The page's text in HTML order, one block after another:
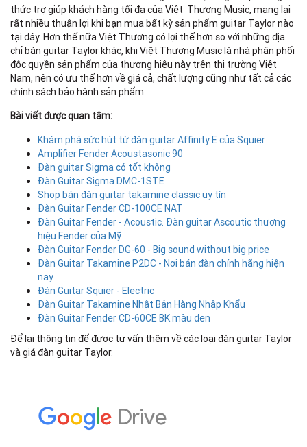
thức trợ giúp khách hàng tối đa của Việt Thương Music, mang lại
rất nhiều thuận lợi khi bạn mua bất kỳ sản phẩm guitar Taylor nào
tại đây. Hơn thế nữa Việt Thương có lợi thế hơn so với những địa
chỉ bán guitar Taylor khác, khi Việt Thương Music là nhà phân phối
độc quyền sản phẩm của thương hiệu này trên thị trường Việt
Nam, nên có ưu thế hơn về giá cả, chất lượng cũng như tất cả các
chính sách bảo hành sản phẩm.
Bài viết được quan tâm:
Khám phá sức hút từ đàn guitar Affinity E của Squier
Amplifier Fender Acoustasonic 90
Đàn guitar Sigma có tốt không
Đàn Guitar Sigma DMC-1STE
Shop bán đàn guitar takamine classic uy tín
Đàn Guitar Fender CD-100CE NAT
Đàn Guitar Fender - Acoustic. Đàn guitar Ascoutic thương
hiệu Fender của Mỹ
Đàn Guitar Fender DG-60 - Big sound without big price
Đàn Guitar Takamine P2DC - Nơi bán đàn chính hãng hiện
nay
Đàn Guitar Squier - Electric
Đàn Guitar Takamine Nhật Bản Hàng Nhập Khẩu
Đàn Guitar Fender CD-60CE BK màu đen
Để lại thông tin để được tư vấn thêm về các loại đàn guitar Taylor
và giá đàn guitar Taylor.